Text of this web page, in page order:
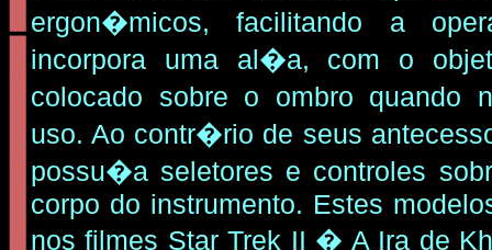
ergon�micos, facilitando a
incorpora uma al�a, com o
colocado sobre o ombro quando
uso. Ao contr�rio de seus
possu�a seletores e controles
corpo do instrumento. Estes
nos filmes Star Trek II � A Ira de